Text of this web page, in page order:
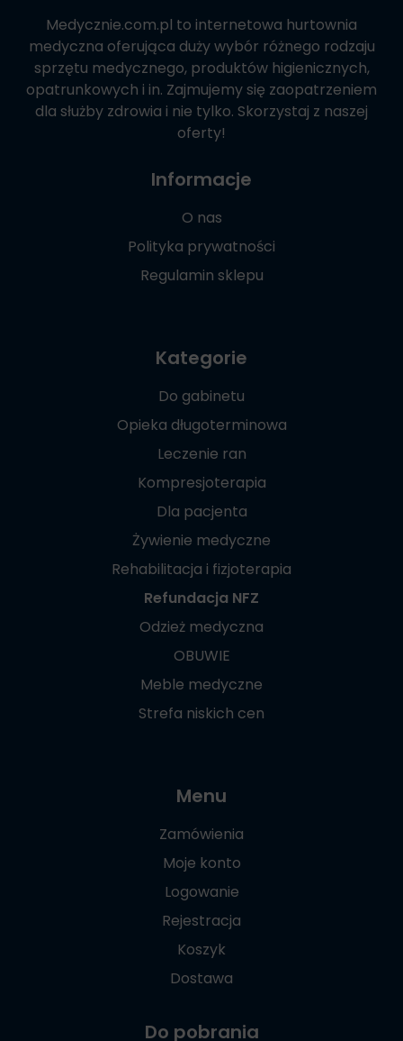
Medycznie.com.pl to internetowa hurtownia
medyczna oferująca duży wybór różnego rodzaju
sprzętu medycznego, produktów higienicznych,
opatrunkowych i in. Zajmujemy się zaopatrzeniem
dla służby zdrowia i nie tylko. Skorzystaj z naszej
oferty!
Informacje
O nas
Polityka prywatności
Regulamin sklepu
Kategorie
Do gabinetu
Opieka długoterminowa
Leczenie ran
Kompresjoterapia
Dla pacjenta
Żywienie medyczne
Rehabilitacja i fizjoterapia
Refundacja NFZ
Odzież medyczna
OBUWIE
Meble medyczne
Strefa niskich cen
Menu
Zamówienia
Moje konto
Logowanie
Rejestracja
Koszyk
Dostawa
Do pobrania